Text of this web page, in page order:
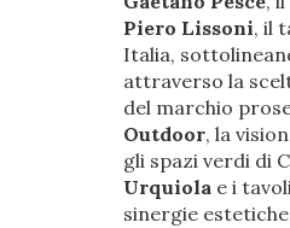
Piero Lissoni, il
Italia,
attraverso la
del marchio
Outdoor, la
gli spazi verdi di
Urquiola e i
sinergie